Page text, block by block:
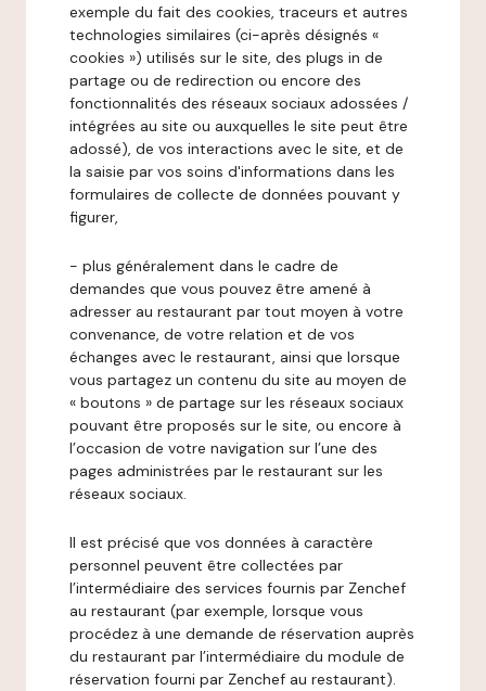
exemple du fait des cookies, traceurs et autres
technologies similaires (ci-après désignés «
cookies ») utilisés sur le site, des plugs in de
partage ou de redirection ou encore des
fonctionnalités des réseaux sociaux adossées /
intégrées au site ou auxquelles le site peut être
adossé), de vos interactions avec le site, et de
la saisie par vos soins d'informations dans les
formulaires de collecte de données pouvant y
figurer,
- plus généralement dans le cadre de
demandes que vous pouvez être amené à
adresser au restaurant par tout moyen à votre
convenance, de votre relation et de vos
échanges avec le restaurant, ainsi que lorsque
vous partagez un contenu du site au moyen de
« boutons » de partage sur les réseaux sociaux
pouvant être proposés sur le site, ou encore à
l’occasion de votre navigation sur l’une des
pages administrées par le restaurant sur les
réseaux sociaux.
Il est précisé que vos données à caractère
personnel peuvent être collectées par
l’intermédiaire des services fournis par Zenchef
au restaurant (par exemple, lorsque vous
procédez à une demande de réservation auprès
du restaurant par l’intermédiaire du module de
réservation fourni par Zenchef au restaurant).